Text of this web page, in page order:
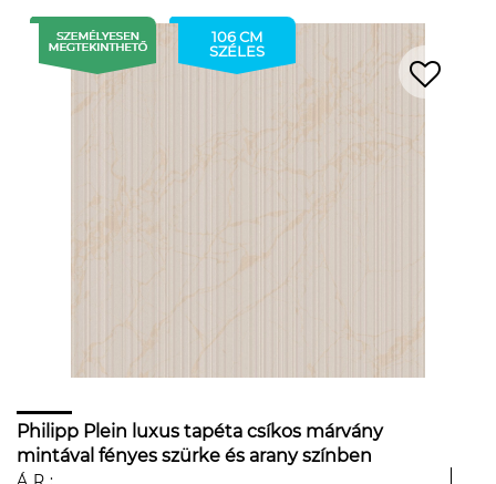
106 CM
SZÉLES
Philipp Plein luxus tapéta csíkos márvány
mintával fényes szürke és arany színben